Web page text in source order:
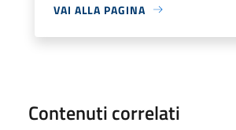
VAI ALLA PAGINA
Contenuti correlati